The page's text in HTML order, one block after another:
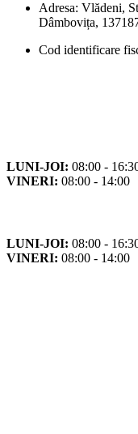
Adresa: Vlădeni,
Dâmbovița,
Cod identificare
LUNI-JOI: 08:00 -
VINERI: 08:00 - 14:00
LUNI-JOI: 08:00 -
VINERI: 08:00 - 14:00